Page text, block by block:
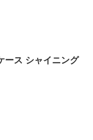
ース シャイニング